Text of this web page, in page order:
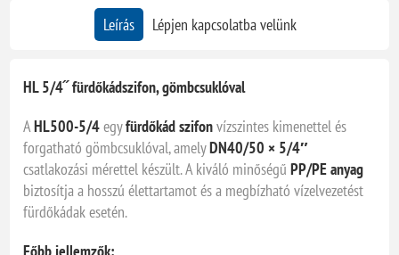
Leírás Lépjen kapcsolatba velünk
HL 5/4˝ fürdőkádszifon, gömbcsuklóval
AHL500-5/4egyfürdőkád szifonvízszintes kimenettel és
forgatható gömbcsuklóval, amelyDN40/50 × 5/4″
csatlakozási mérettel készült. A kiváló minőségűPP/PE anyag
biztosítja a hosszú élettartamot és a megbízható vízelvezetést
fürdőkádak esetén.
Főbb jellemzők: